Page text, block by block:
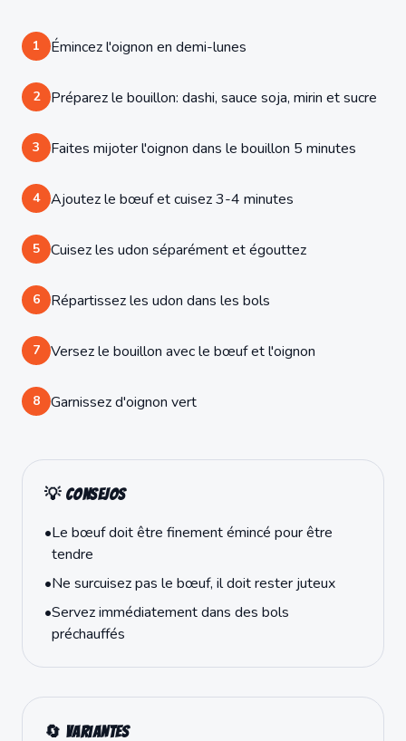
1 Émincez l'oignon en demi-lunes
2 Préparez le bouillon: dashi, sauce soja, mirin et sucre
3 Faites mijoter l'oignon dans le bouillon 5 minutes
4 Ajoutez le bœuf et cuisez 3-4 minutes
5 Cuisez les udon séparément et égouttez
6 Répartissez les udon dans les bols
7 Versez le bouillon avec le bœuf et l'oignon
8 Garnissez d'oignon vert
💡 Consejos
•Le bœuf doit être finement émincé pour être
tendre
•Ne surcuisez pas le bœuf, il doit rester juteux
•Servez immédiatement dans des bols
préchauffés
🔄 Variantes